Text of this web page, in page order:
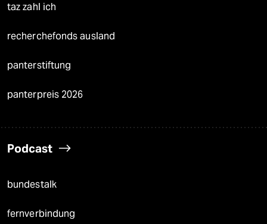
taz zahl ich
recherchefonds ausland
panterstiftung
panterpreis 2026
Podcast
bundestalk
fernverbindung